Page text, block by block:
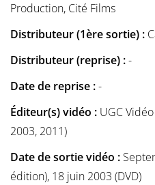
Production, Cité Films
Distributeur (1ère sortie) :
Distributeur (reprise) :-
Date de reprise :-
Éditeur(s) vidéo : UGC
2003, 2011)
Date de sortie vidéo :
édition), 18 juin 2003 (DVD)